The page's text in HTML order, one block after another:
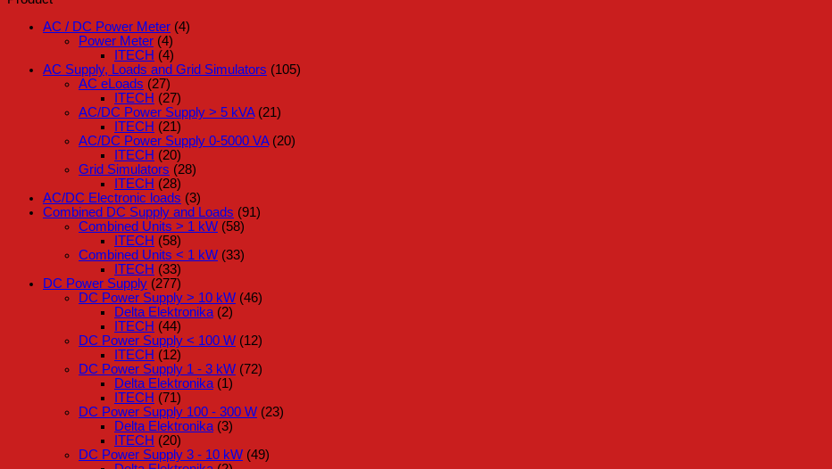
AC / DC Power Meter (4)
Power Meter (4)
ITECH (4)
AC Supply, Loads and Grid Simulators (105)
AC eLoads (27)
ITECH (27)
AC/DC Power Supply > 5 kVA (21)
ITECH (21)
AC/DC Power Supply 0-5000 VA (20)
ITECH (20)
Grid Simulators (28)
ITECH (28)
AC/DC Electronic loads (3)
Combined DC Supply and Loads (91)
Combined Units > 1 kW (58)
ITECH (58)
Combined Units < 1 kW (33)
ITECH (33)
DC Power Supply (277)
DC Power Supply > 10 kW (46)
Delta Elektronika (2)
ITECH (44)
DC Power Supply < 100 W (12)
ITECH (12)
DC Power Supply 1 - 3 kW (72)
Delta Elektronika (1)
ITECH (71)
DC Power Supply 100 - 300 W (23)
Delta Elektronika (3)
ITECH (20)
DC Power Supply 3 - 10 kW (49)